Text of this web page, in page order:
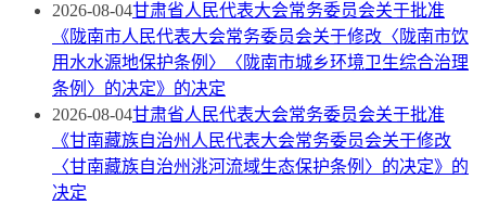
2026-08-04甘肃省人民代表大会常务委员会关于批准
《陇南市人民代表大会常务委员会关于修改〈陇南市饮
用水水源地保护条例〉〈陇南市城乡环境卫生综合治理
条例〉的决定》的决定
2026-08-04甘肃省人民代表大会常务委员会关于批准
《甘南藏族自治州人民代表大会常务委员会关于修改
〈甘南藏族自治州洮河流域生态保护条例〉的决定》的
决定